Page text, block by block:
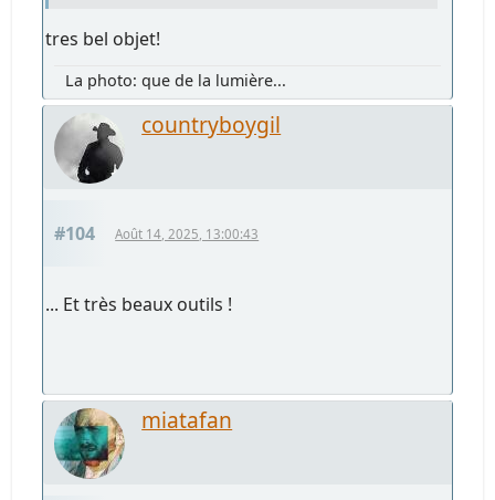
tres bel objet!
La photo: que de la lumière...
countryboygil
#104 Août 14, 2025, 13:00:43
... Et très beaux outils !
miatafan